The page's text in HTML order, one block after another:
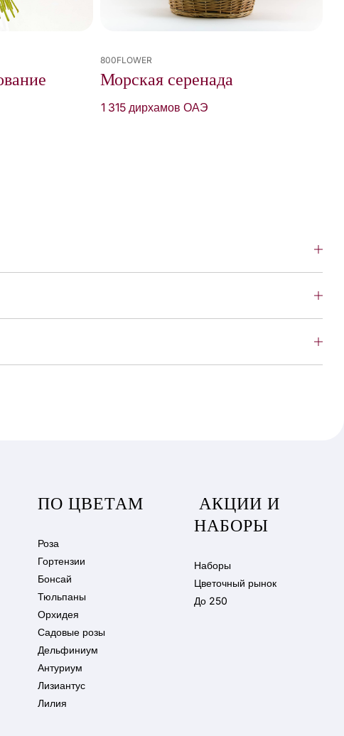
800FLOWER
Морская серенада
1 315 дирхамов ОАЭ
ПО ЦВЕТАМ
Роза
Гортензии
Бонсай
Тюльпаны
Орхидея
Садовые розы
Дельфиниум
Антуриум
Лизиантус
Лилия
АКЦИИ И
НАБОРЫ
Наборы
Цветочный рынок
До 250